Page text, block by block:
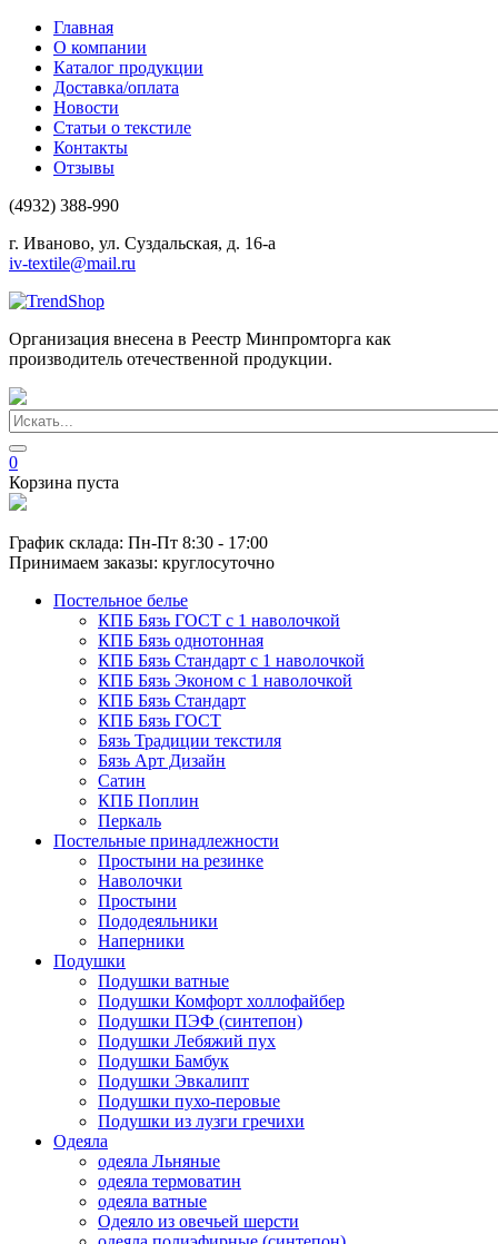
Главная
О компании
Каталог продукции
Доставка/оплата
Новости
Статьи о текстиле
Контакты
Отзывы
(4932) 388-990
г. Иваново, ул. Суздальская, д. 16-а
iv-textile@mail.ru
Организация внесена в Реестр Минпромторга как
производитель отечественной продукции.
0
Корзина пуста
График склада: Пн-Пт 8:30 - 17:00
Принимаем заказы: круглосуточно
Постельное белье
КПБ Бязь ГОСТ c 1 наволочкой
КПБ Бязь однотонная
КПБ Бязь Стандарт c 1 наволочкой
КПБ Бязь Эконом с 1 наволочкой
КПБ Бязь Стандарт
КПБ Бязь ГОСТ
Бязь Традиции текстиля
Бязь Арт Дизайн
Сатин
КПБ Поплин
Перкаль
Постельные принадлежности
Простыни на резинке
Наволочки
Простыни
Пододеяльники
Наперники
Подушки
Подушки ватные
Подушки Комфорт холлофайбер
Подушки ПЭФ (синтепон)
Подушки Лебяжий пух
Подушки Бамбук
Подушки Эвкалипт
Подушки пухо-перовые
Подушки из лузги гречихи
Одеяла
одеяла Льняные
одеяла термоватин
одеяла ватные
Одеяло из овечьей шерсти